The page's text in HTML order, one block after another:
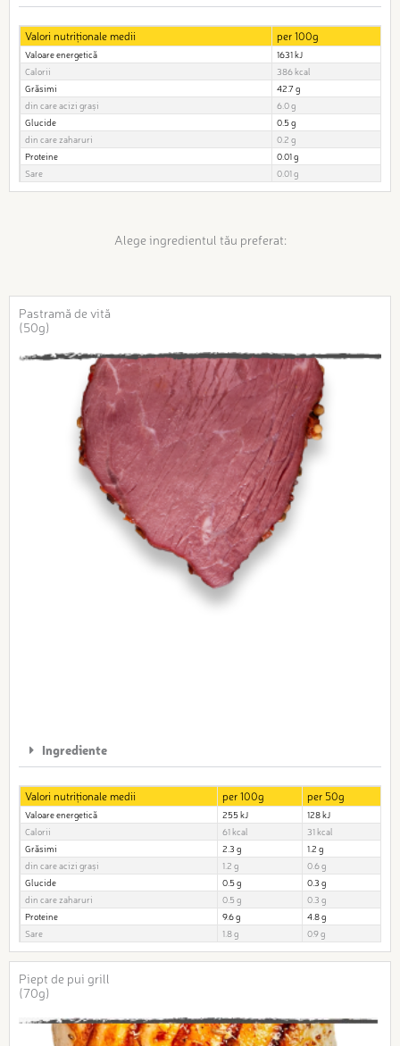
Valori nutriționale medii per 100g
Valoare energetică
1631 kJ
Calorii
386 kcal
Grăsimi
42.7 g
din care acizi grași
6.0 g
Glucide
0.5 g
din care zaharuri
0.2 g
Proteine
0.01 g
Sare
0.01 g
Alege ingredientul tău preferat:
Pastramă de vită
(50g)
Ingrediente
Valori nutriționale medii per 100g per 50g
Valoare energetică 255 kJ
128 kJ
Calorii
61 kcal
31 kcal
Grăsimi
2.3 g
1.2 g
din care acizi grași
1.2 g
0.6 g
Glucide
0.5 g
0.3 g
din care zaharuri
0.5 g
0.3 g
Proteine
9.6 g
4.8 g
Sare
1.8 g 0.9 g
Piept de pui grill
(70g)